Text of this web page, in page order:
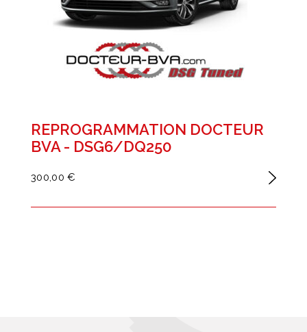
REPROGRAMMATION DOCTEUR
BVA - DSG6/DQ250
300,00 €